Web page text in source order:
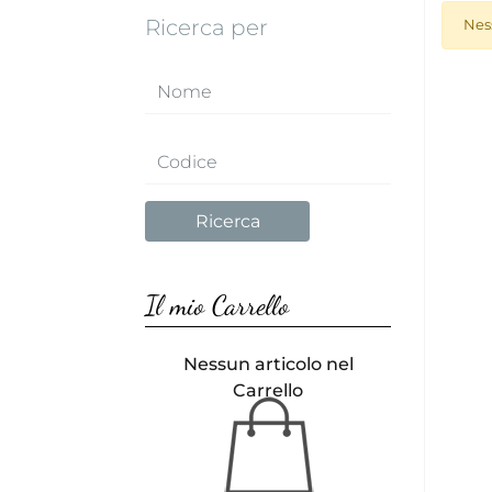
Ricerca per
Il mio Carrello
Nessun articolo nel
Carrello